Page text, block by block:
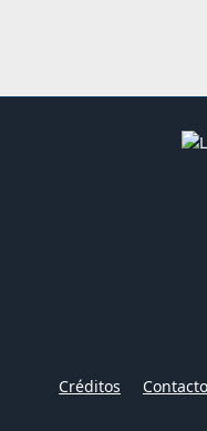
Créditos Contacto